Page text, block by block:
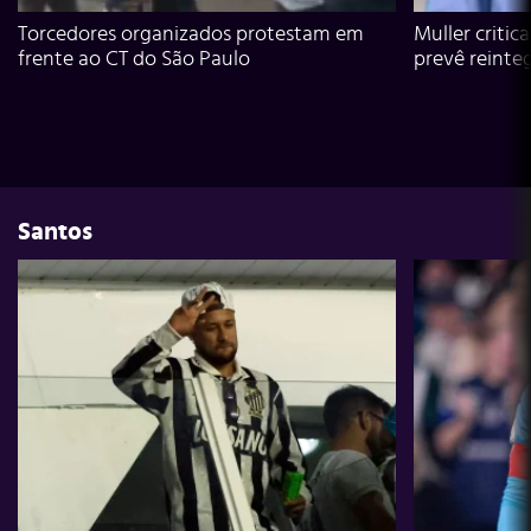
Torcedores organizados protestam em
frente ao CT do São Paulo
Muller
prevê
Santos